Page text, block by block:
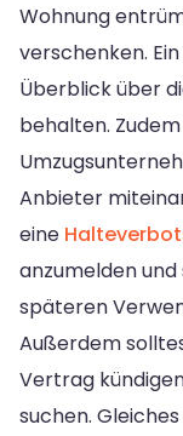
Wohnung
verschenken.
Überblick über
behalten.
Anbieter
eine
anzumelden
späteren
Außerdem
Vertrag
suchen.